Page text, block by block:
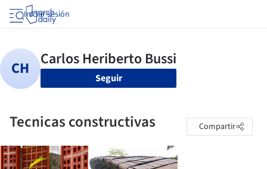
Iniciar sesión
Seguir
Tecnicas constructivas Compartir